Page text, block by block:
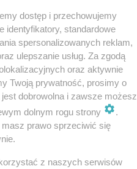
dostęp i przechowujemy
identyfikatory, standardowe
spersonalizowanych reklam,
ulepszanie usług. Za zgodą
oraz aktywnie
Twoją prywatność, prosimy o
dobrowolna i zawsze możesz
dolnym rogu strony
.
prawo sprzeciwić się
z naszych serwisów